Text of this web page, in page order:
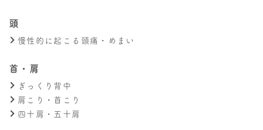
頭
慢性的に起こる頭痛・めまい
首・肩
ぎっくり背中
肩こり・首こり
四十肩・五十肩